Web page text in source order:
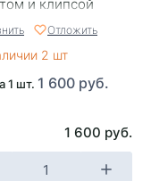
и клипсой
Отложить
2 шт
1 шт. 1 600 руб.
1 600 руб.